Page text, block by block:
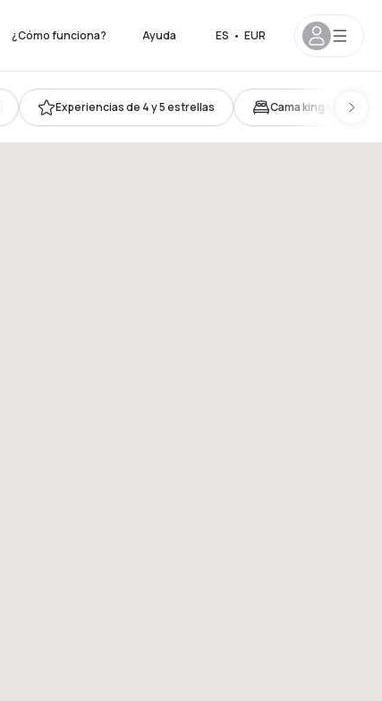
¿Cómo funciona? Ayuda ES • EUR
Experiencias de 4 y 5 estrellas Cama king size